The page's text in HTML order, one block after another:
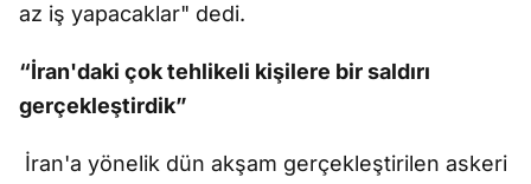
az iş yapacaklar" dedi.
“İran'daki çok tehlikeli kişilere bir saldırı
gerçekleştirdik”
İran'a yönelik dün akşam gerçekleştirilen askeri